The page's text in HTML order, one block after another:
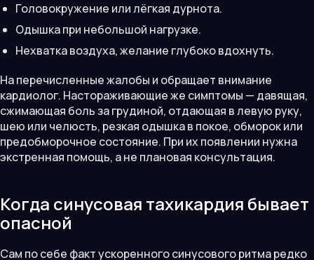
Головокружение или лёгкая дурнота.
Одышка при небольшой нагрузке.
Нехватка воздуха, желание глубоко вдохнуть.
На перечисленные жалобы и обращает внимание
кардиолог. Настораживающие же симптомы — давящая,
сжимающая боль за грудиной, отдающая в левую руку,
шею или челюсть, резкая одышка в покое, обморок или
предобморочное состояние. При их появлении нужна
экстренная помощь, а не плановая консультация.
Когда синусовая тахикардия бывает
опасной
Сам по себе факт ускоренного синусового ритма редко